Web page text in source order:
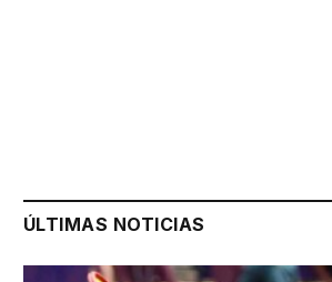
ÚLTIMAS NOTICIAS